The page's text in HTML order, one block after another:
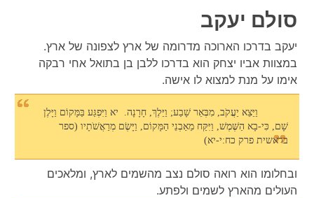
סולם יעקב
יעקב בדרכו הארוכה מדרומה של ארץ לצפונה של ארץ.
במצוות אביו יצחק הוא בדרכו ללבן בן בתואל אחי רבקה
אימו על מנת למצוא לו אישה.
וַיֵּצֵא יַעֲקֹב, מִבְּאֵר שָׁבַע; וַיֵּלֶךְ, חָרָנָה. יא וַיִּפְגַּע בַּמָּקוֹם וַיָּלֶן
שָׁם, כִּי-בָא הַשֶּׁמֶשׁ, וַיִּקַּח מֵאַבְנֵי הַמָּקוֹם, וַיָּשֶׂם מְרַאֲשֹׁתָיו (ספר
בראשית פרק כח:י-יא)
ובחלומו הוא רואה סולם נצב מהשמים לארץ, ומלאכים
העולים מהארץ לשמים ולפתע.